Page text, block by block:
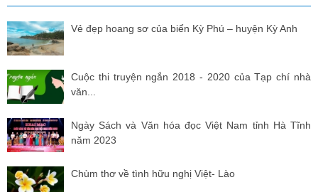
Vẻ đẹp hoang sơ của biển Kỳ Phú – huyện Kỳ Anh
Cuộc thi truyện ngắn 2018 - 2020 của Tạp chí nhà
văn...
Ngày Sách và Văn hóa đọc Việt Nam tỉnh Hà Tĩnh
năm 2023
Chùm thơ về tình hữu nghị Việt- Lào